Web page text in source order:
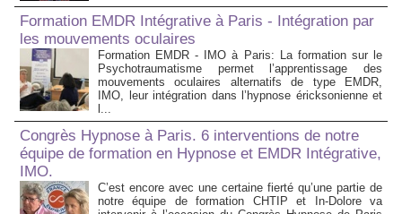
Formation EMDR Intégrative à Paris - Intégration par
les mouvements oculaires
Formation EMDR - IMO à Paris: La formation sur le
Psychotraumatisme permet l’apprentissage des
mouvements oculaires alternatifs de type EMDR,
IMO, leur intégration dans l’hypnose éricksonienne et
l...
Congrès Hypnose à Paris. 6 interventions de notre
équipe de formation en Hypnose et EMDR Intégrative,
IMO.
C’est encore avec une certaine fierté qu’une partie de
notre équipe de formation CHTIP et In-Dolore va